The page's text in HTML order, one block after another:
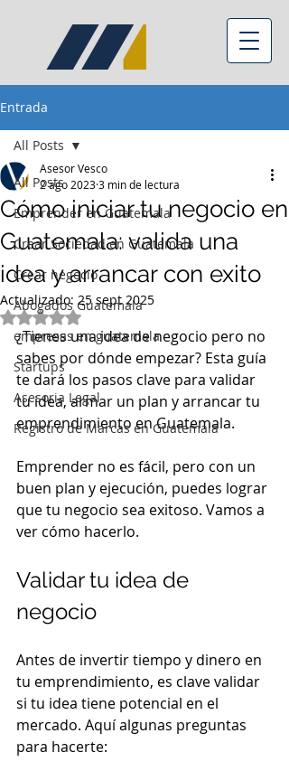
Entrada
All Posts
Emprender en Guatemala
Crear Sociedad en Guatemala
Crear negocio
Abogados Guatemala
empresas en guatemala
Startups
Asesoria Legal
Registro de Marcas en Guatemala
All Posts
Cómo iniciar tu negocio en
Guatemala: valida una
idea y arrancar con exito
Asesor Vesco
2 ago 20233 min de lectura
Actualizado: 25 sept 2025
Obtuvo NaN de 5 estrellas.
¿Tienes una idea de negocio pero no
sabes por dónde empezar? Esta guía
te dará los pasos clave para validar
tu idea, armar un plan y arrancar tu
emprendimiento en Guatemala.
Emprender no es fácil, pero con un
buen plan y ejecución, puedes lograr
que tu negocio sea exitoso. Vamos a
ver cómo hacerlo.
Validar tu idea de
negocio
Antes de invertir tiempo y dinero en
tu emprendimiento, es clave validar
si tu idea tiene potencial en el
mercado. Aquí algunas preguntas
para hacerte: